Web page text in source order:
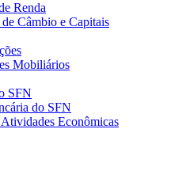
Renda
Câmbio e Capitais
Mobiliários
SFN
do SFN
Econômicas